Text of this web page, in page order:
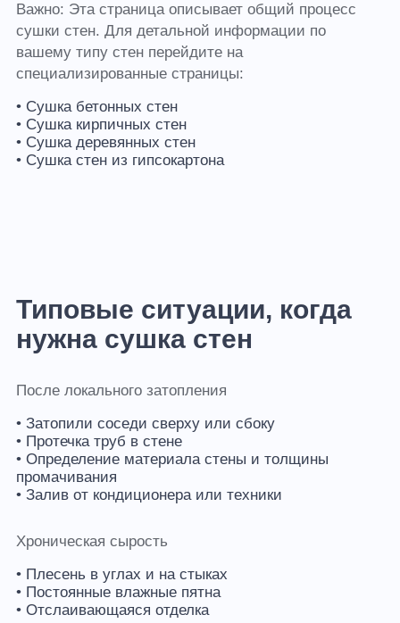
Важно: Эта страница описывает общий процесс
сушки стен. Для детальной информации по
вашему типу стен перейдите на
специализированные страницы:
• Сушка бетонных стен
• Сушка кирпичных стен
• Сушка деревянных стен
• Сушка стен из гипсокартона
Типовые ситуации, когда
нужна сушка стен
После локального затопления
• Затопили соседи сверху или сбоку
• Протечка труб в стене
• Определение материала стены и толщины
промачивания
• Залив от кондиционера или техники
Хроническая сырость
• Плесень в углах и на стыках
• Постоянные влажные пятна
• Отслаивающаяся отделка